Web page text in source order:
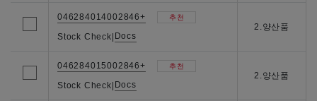
046284014002846+ 추천
Stock Check| Docs
2.양산품
046284015002846+ 추천
Stock Check| Docs
2.양산품